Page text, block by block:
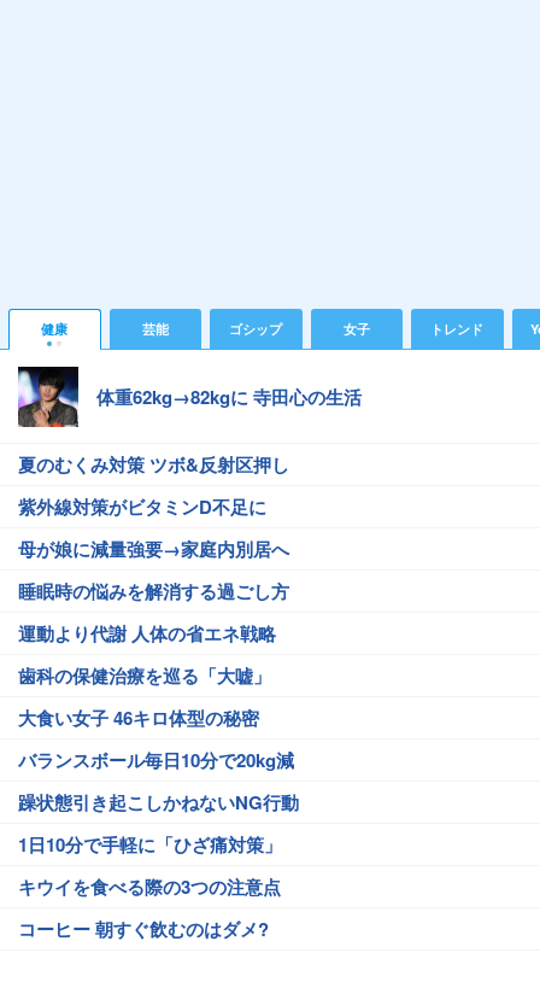
健康 芸能 ゴシップ 女子 トレンド
体重62kg→82kgに 寺田心の生活
夏のむくみ対策 ツボ&反射区押し
紫外線対策がビタミンD不足に
母が娘に減量強要→家庭内別居へ
睡眠時の悩みを解消する過ごし方
運動より代謝 人体の省エネ戦略
歯科の保健治療を巡る「大嘘」
大食い女子 46キロ体型の秘密
バランスボール毎日10分で20kg減
躁状態引き起こしかねないNG行動
1日10分で手軽に「ひざ痛対策」
キウイを食べる際の3つの注意点
コーヒー 朝すぐ飲むのはダメ?